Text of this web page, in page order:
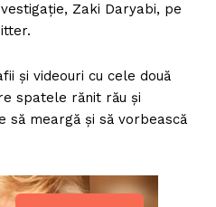
Zaki Daryabi, pe
şi videouri cu cele două
spatele rănit rău şi
să meargă şi să vorbească